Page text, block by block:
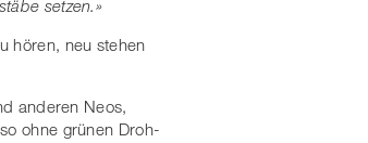
setzen.»
hören, neu stehen
anderen Neos,
ohne grünen Droh-